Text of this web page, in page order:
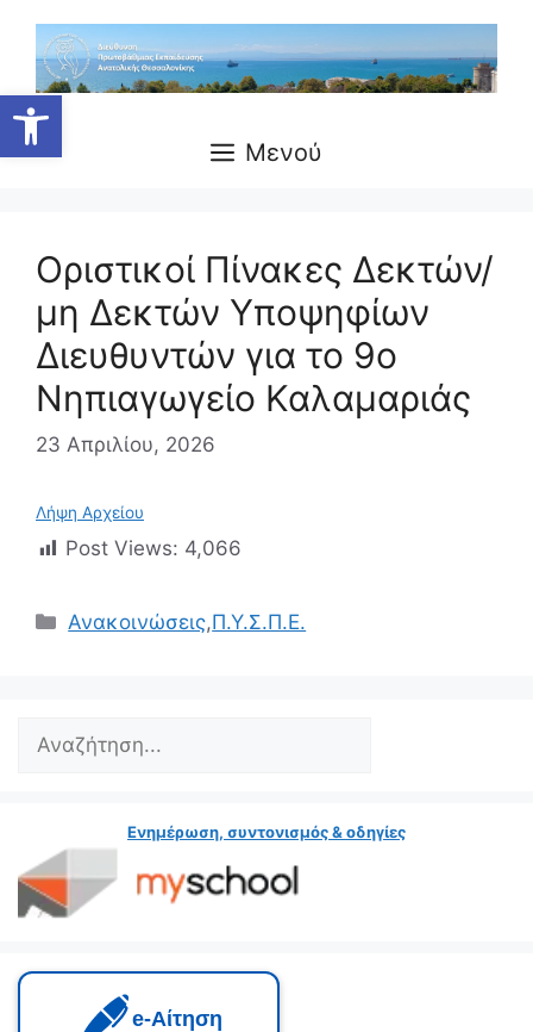
Ανοίξτε τη γραμμή εργαλείων
περιεχόμενο
Μενού
Οριστικοί Πίνακες Δεκτών/
μη Δεκτών Υποψηφίων
Διευθυντών για το 9ο
Νηπιαγωγείο Καλαμαριάς
23 Απριλίου, 2026
Λήψη Αρχείου
Post Views: 4,066
Κατηγορίες
Ανακοινώσεις,Π.Υ.Σ.Π.Ε.
Search
Ενημέρωση, συντονισμός & οδηγίες
e‑Αίτηση